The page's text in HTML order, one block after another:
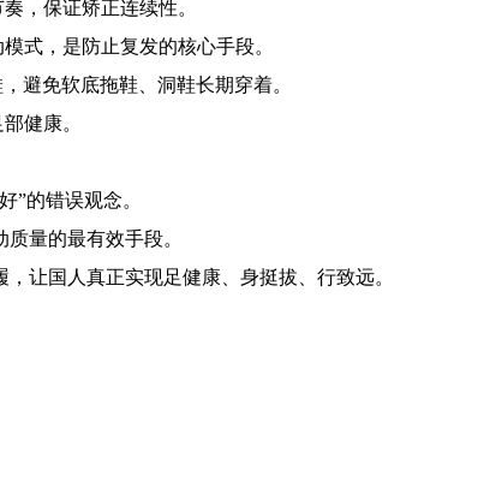
，保证矫正连续性。
式，是防止复发的核心手段。
避免软底拖鞋、洞鞋长期穿着。
健康。
”的错误观念。
量的最有效手段。
让国人真正实现足健康、身挺拔、行致远。